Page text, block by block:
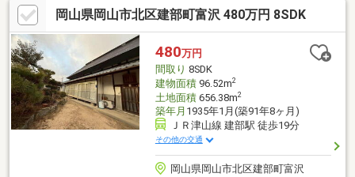
岡山県岡山市北区建部町富沢 480万円 8SDK
480万円
間取り 8SDK
建物面積96.52m2
土地面積656.38m2
築年月 1935年1月(築91年8ヶ月)
ＪＲ津山線 建部駅 徒歩19分
その他の交通
岡山県岡山市北区建部町富沢